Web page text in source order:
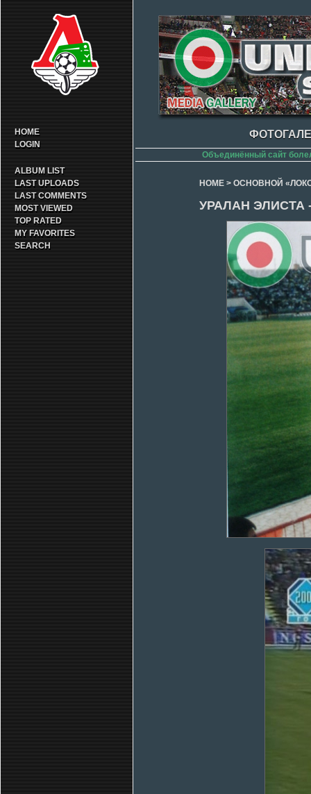
HOME
LOGIN
ALBUM LIST
LAST UPLOADS
LAST COMMENTS
MOST VIEWED
TOP RATED
MY FAVORITES
SEARCH
Объединённый сайт
HOME> ОСНОВНОЙ
УРАЛАН ЭЛИСТА